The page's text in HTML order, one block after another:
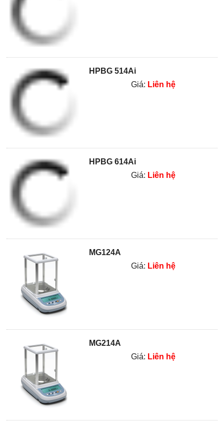
HPBG 514Ai
Giá: Liên hệ
HPBG 614Ai
Giá: Liên hệ
MG124A
Giá: Liên hệ
MG214A
Giá: Liên hệ